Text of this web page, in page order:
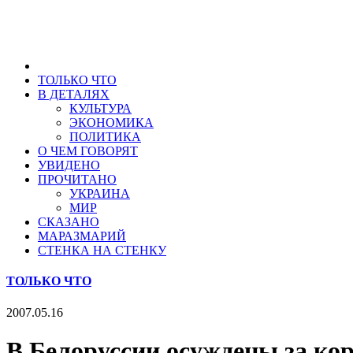
ТОЛЬКО ЧТО
В ДЕТАЛЯХ
КУЛЬТУРА
ЭКОНОМИКА
ПОЛИТИКА
О ЧЕМ ГОВОРЯТ
УВИДЕНО
ПРОЧИТАНО
УКРАИНА
МИР
СКАЗАНО
МАРАЗМАРИЙ
СТЕНКА НА СТЕНКУ
ТОЛЬКО ЧТО
2007.05.16